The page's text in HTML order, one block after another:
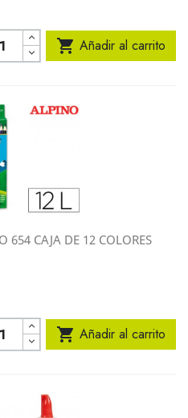
 Añadir al carrito
654 CAJA DE 12 COLORES
 Añadir al carrito